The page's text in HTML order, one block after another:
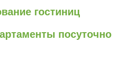
гостиниц
посуточно